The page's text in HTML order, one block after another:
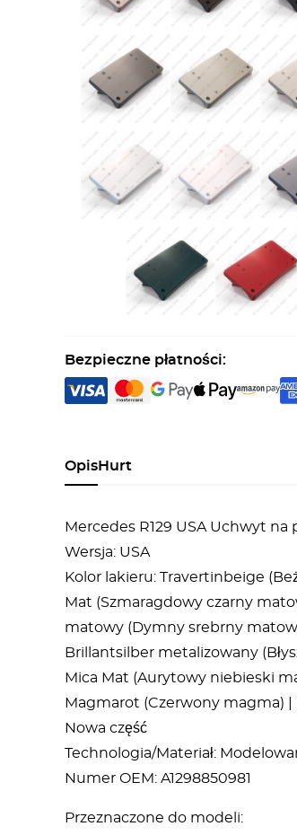
Bezpieczne płatności:
OpisHurt
Mercedes R129 USA Uchwyt
Wersja: USA
Kolor lakieru: Travertinbeige
Mat (Szmaragdowy czarny
matowy (Dymny srebrny
Brillantsilber metalizowany
Mica Mat (Aurytowy niebieski
Magmarot (Czerwony magma)
Nowa część
Technologia/Materiał:
Numer OEM: A1298850981
Przeznaczone do modeli: